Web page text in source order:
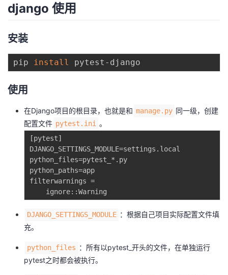
注
开
发
者
学
堂
验
收
的
Programs
我
的
支
持
我
议
django 使用
安装
pip install
使用
在Django项目的根目录，也就是和 manage.py 同一级，创建
配置文件 pytest.ini 。
[pytest]
DJANGO_SETTINGS_MODULE=settings.local
python_files=pytest_*.py
python_paths=app
filterwarnings =
DJANGO_SETTINGS_MODULE ：根据自己项目实际配置文件填
充。
python_files ：所有以pytest_开头的文件，在单独运行
pytest之时都会被执行。